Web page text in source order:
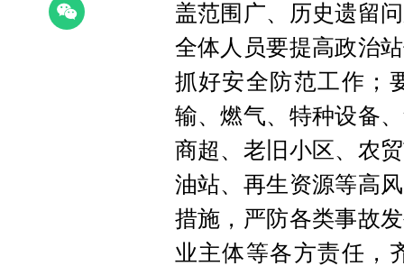
盖范围广、历史遗留
全体人员要提高政治
抓好安全防范工作；
输、燃气、特种设备
商超、老旧小区、农
油站、再生资源等高
措施，严防各类事故
业主体等各方责任，